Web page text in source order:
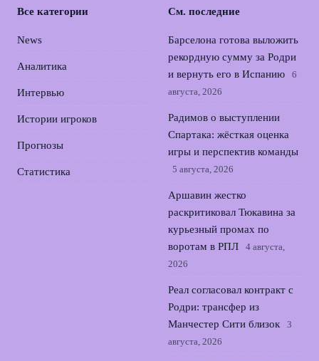
Все категории
News
Аналитика
Интервью
Истории игроков
Прогнозы
Статистика
См. последние
Барселона готова выложить
рекордную сумму за Родри
и вернуть его в Испанию
6
августа, 2026
Радимов о выступлении
Спартака: жёсткая оценка
игры и перспектив команды
5 августа, 2026
Аршавин жестко
раскритиковал Тюкавина за
курьезный промах по
воротам в РПЛ
4 августа,
2026
Реал согласовал контракт с
Родри: трансфер из
Манчестер Сити близок
3
августа, 2026